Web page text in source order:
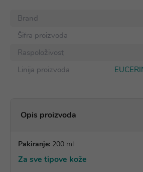
Brand
Šifra proizvoda
Raspoloživost
Linija proizvoda
Opis proizvoda
Pakiranje: 200 ml
Za sve tipove kože